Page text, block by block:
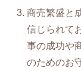
商売繁盛と
信じられて
事の成功や
のためのお